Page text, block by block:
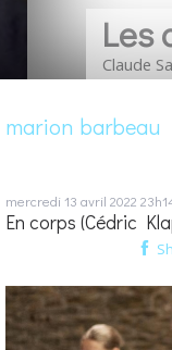
Les
Claude
marion barbeau
mercredi 13 avril 2022
En corps (Cédric